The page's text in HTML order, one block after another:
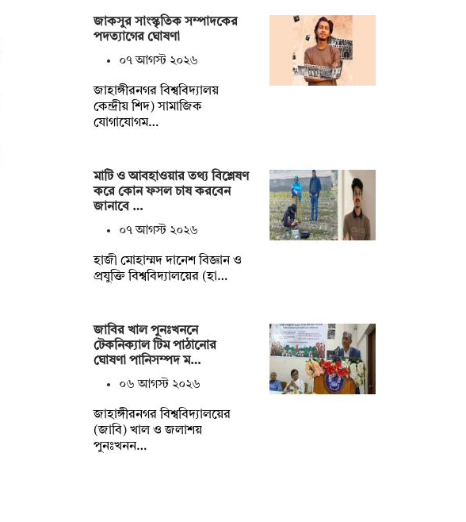
জাকসুর সাংস্কৃতিক সম্পাদকের
পদত্যাগের ঘোষণা
০৭ আগস্ট ২০২৬
‎জাহাঙ্গীরনগর বিশ্ববিদ্যালয়
কেন্দ্রীয় শিদ) সামাজিক
যোগাযোগম…
মাটি ও আবহাওয়ার তথ্য বিশ্লেষণ
করে কোন ফসল চাষ করবেন
জানাবে …
০৭ আগস্ট ২০২৬
হাজী মোহাম্মদ দানেশ বিজ্ঞান ও
প্রযুক্তি বিশ্ববিদ্যালয়ের (হা…
জাবির খাল পুনঃখননে
টেকনিক্যাল টিম পাঠানোর
ঘোষণা পানিসম্পদ ম…
০৬ আগস্ট ২০২৬
‎‎জাহাঙ্গীরনগর বিশ্ববিদ্যালয়ের
(জাবি) খাল ও জলাশয়
পুনঃখনন…